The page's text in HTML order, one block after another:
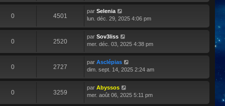
0 4501
par Selenia
lun. déc. 29, 2025 4:06 pm
0 2520
par Sov3liss
mer. déc. 03, 2025 4:38 pm
0 2727
par Asclépias
dim. sept. 14, 2025 2:24 am
0 3259
par Abyssos
mer. août 06, 2025 5:11 pm